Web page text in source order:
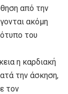
από την
ακόμη
του
η καρδιακή
την άσκηση,
τον